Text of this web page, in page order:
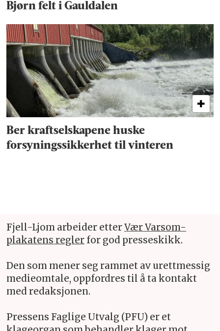
Bjørn felt i Gauldalen
Ber kraftselskapene huske
forsyningssikkerhet til vinteren
Fjell-Ljom arbeider etterVær Varsom-
plakatens regler for god presseskikk.
Den som mener seg rammet av urettmessig
medieomtale, oppfordres til å ta kontakt
med redaksjonen.
Pressens Faglige Utvalg (PFU) er et